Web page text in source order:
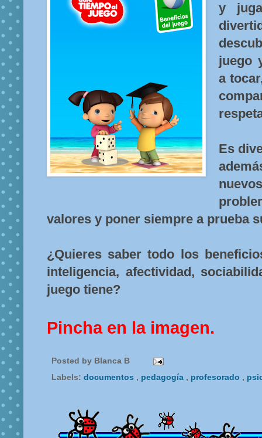
y
juego
a
Es
valores y poner siempre a prueba
¿Quieres saber todo los
inteligencia, afectividad,
juego tiene?
Pincha en la imagen.
Posted by Blanca B
Labels: documentos , pedagogía , profesorado ,